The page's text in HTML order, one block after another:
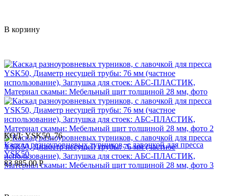
В корзину
КОД: YSK50_76
Каскад разноуровневых турников, с лавочкой для пресса
YSK50
83 885.00 Р